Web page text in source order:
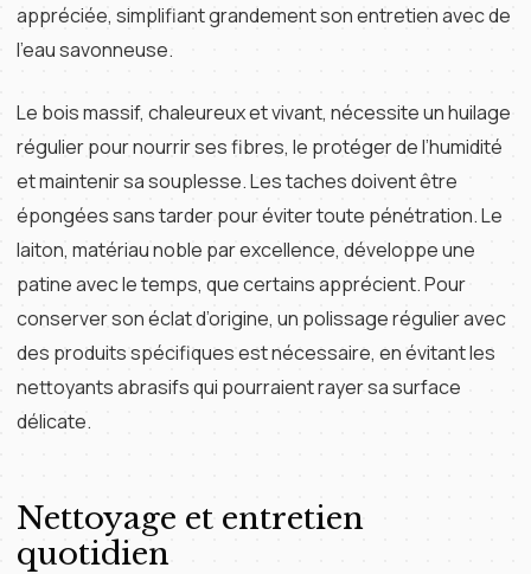
appréciée, simplifiant grandement son entretien avec de
l’eau savonneuse.
Le bois massif, chaleureux et vivant, nécessite un huilage
régulier pour nourrir ses fibres, le protéger de l’humidité
et maintenir sa souplesse. Les taches doivent être
épongées sans tarder pour éviter toute pénétration. Le
laiton, matériau noble par excellence, développe une
patine avec le temps, que certains apprécient. Pour
conserver son éclat d’origine, un polissage régulier avec
des produits spécifiques est nécessaire, en évitant les
nettoyants abrasifs qui pourraient rayer sa surface
délicate.
Nettoyage et entretien
quotidien